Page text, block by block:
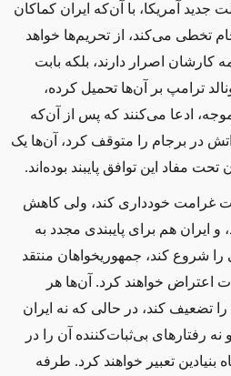
جدید آمریکا، با ‌آن‌که ایران کماکان
تخطی می‌کند، از تحریم‌ها خواهد
کارشان اصرار دارند، بلکه بابت
ترامپ بر آن‌ها تحمیل کرده،
ادعا می‌کنند که پس از آن‌که
در برجام را متوقف کرد، آن‌ها یک
مفاد این توافق پایبند بوده‌اند.
غرامت خودداری کند، ولی کاهش
و ایران هم برای پایبندی مجدد به
شروع کند، جمهوریخواهان‌ منتقد
اعتراض خواهند کرد. آن‌ها هر
تضعیف کند، در حالی که نه ایران
نه رفتارهای بی‌ثبات‌کننده آن را در
بنیادین تعبیر خواهند کرد. طرفه